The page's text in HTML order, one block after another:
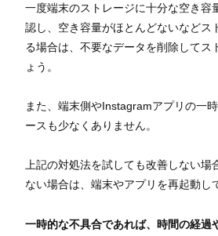
一度端末のストレージに十分な空き容
認し、空き容量がほとんどないなどス
る場合は、不要なデータを削除してス
ょう。
また、端末側やInstagramアプリの一
ースも少なくありません。
上記の対処法を試しても改善しない場
ない場合は、端末やアプリを再起動し
一時的な不具合であれば、時間の経過